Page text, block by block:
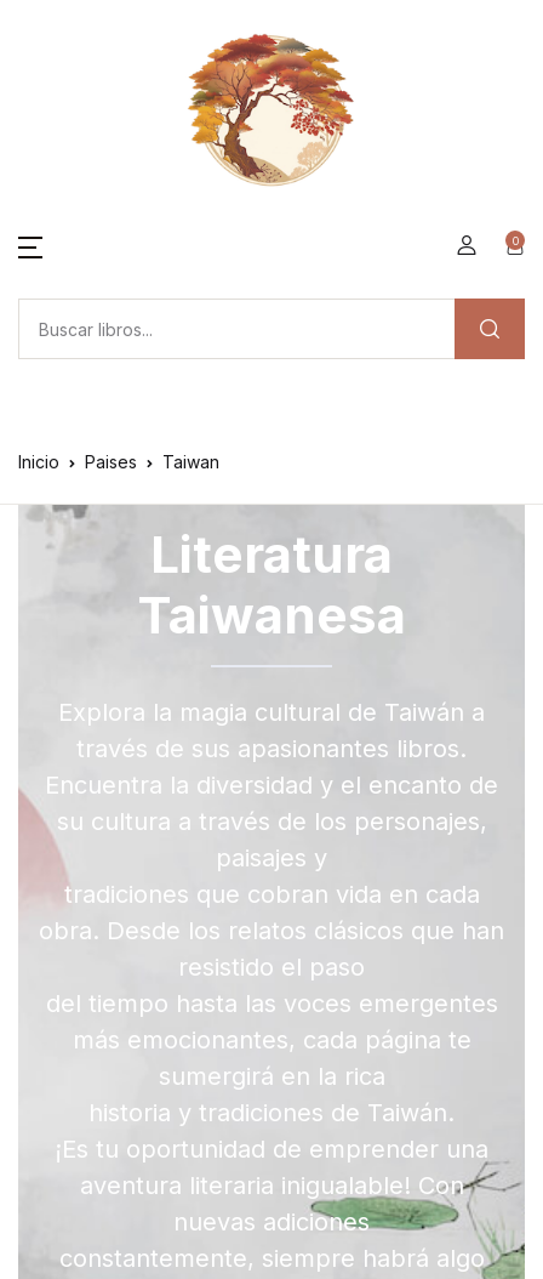
0
Inicio Paises Taiwan
Literatura
Taiwanesa
Explora la magia cultural de Taiwán a
través de sus apasionantes libros.
Encuentra la diversidad y el encanto de
su cultura a través de los personajes,
paisajes y
tradiciones que cobran vida en cada
obra. Desde los relatos clásicos que han
resistido el paso
del tiempo hasta las voces emergentes
más emocionantes, cada página te
sumergirá en la rica
historia y tradiciones de Taiwán.
¡Es tu oportunidad de emprender una
aventura literaria inigualable! Con
nuevas adiciones
constantemente, siempre habrá algo